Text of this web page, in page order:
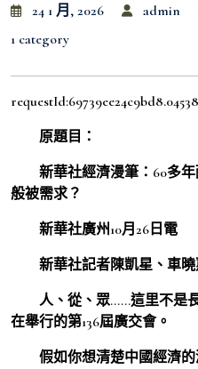
24 1 月, 2026 admin
1 category
原題目：
新華社經濟漫筆：60多
般被需求？
新華社廣州10月26日電
新華社記者陳凱星、車曉
人、從、眾……這里不是長
在舉行的第136屆廣交會。
假如你想清楚中國經濟的